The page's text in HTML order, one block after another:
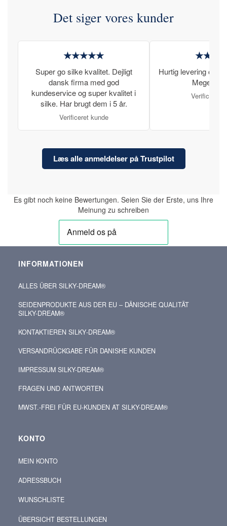
Det siger vores kunder
★★★★★
Super go silke kvalitet. Dejligt
dansk firma med god
kundeservice og super kvalitet i
silke. Har brugt dem i 5 år.
Verificeret kunde
Hurtig levering og
Meget
Verificeret
Læs alle anmeldelser på Trustpilot
Es gibt noch keine Bewertungen. Seien Sie der Erste, uns Ihre
Meinung zu schreiben
INFORMATIONEN
ALLES ÜBER SILKY‑DREAM®
SEIDENPRODUKTE AUS DER EU – DÄNISCHE QUALITÄT
SILKY-DREAM®
KONTAKTIEREN SILKY‑DREAM®
VERSANDRÜCKGABE FÜR DANISHE KUNDEN
IMPRESSUM SILKY-DREAM®
FRAGEN UND ANTWORTEN
MWST.-FREI FÜR EU-KUNDEN AT SILKY-DREAM®
KONTO
MEIN KONTO
ADRESSBUCH
WUNSCHLISTE
ÜBERSICHT BESTELLUNGEN